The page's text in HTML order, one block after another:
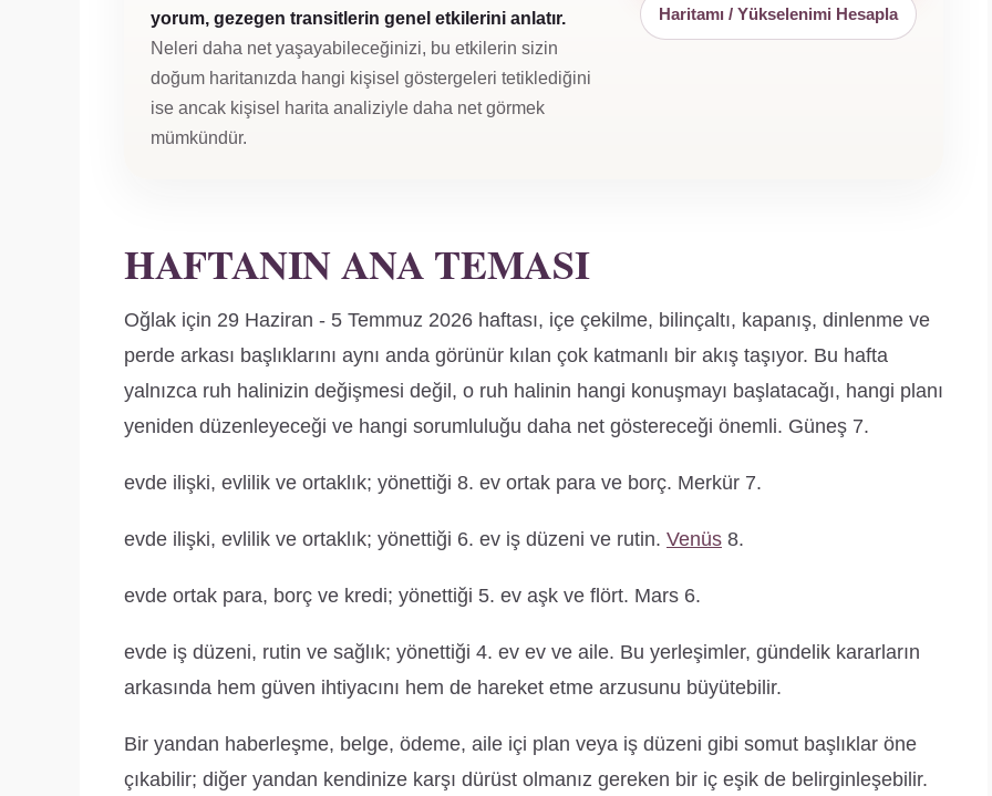
yorum, gezegen transitlerin genel etkilerini anlatır.
Neleri daha net yaşayabileceğinizi, bu etkilerin sizin
doğum haritanızda hangi kişisel göstergeleri tetiklediğini
ise ancak kişisel harita analiziyle daha net görmek
mümkündür.
Haritamı / Yükselenimi Hesapla
HAFTANIN ANA TEMASI
Oğlak için 29 Haziran - 5 Temmuz 2026 haftası, içe çekilme, bilinçaltı, kapanış, dinlenme ve
perde arkası başlıklarını aynı anda görünür kılan çok katmanlı bir akış taşıyor. Bu hafta
yalnızca ruh halinizin değişmesi değil, o ruh halinin hangi konuşmayı başlatacağı, hangi planı
yeniden düzenleyeceği ve hangi sorumluluğu daha net göstereceği önemli. Güneş 7.
evde ilişki, evlilik ve ortaklık; yönettiği 8. ev ortak para ve borç. Merkür 7.
evde ilişki, evlilik ve ortaklık; yönettiği 6. ev iş düzeni ve rutin. Venüs 8.
evde ortak para, borç ve kredi; yönettiği 5. ev aşk ve flört. Mars 6.
evde iş düzeni, rutin ve sağlık; yönettiği 4. ev ev ve aile. Bu yerleşimler, gündelik kararların
arkasında hem güven ihtiyacını hem de hareket etme arzusunu büyütebilir.
Bir yandan haberleşme, belge, ödeme, aile içi plan veya iş düzeni gibi somut başlıklar öne
çıkabilir; diğer yandan kendinize karşı dürüst olmanız gereken bir iç eşik de belirginleşebilir.